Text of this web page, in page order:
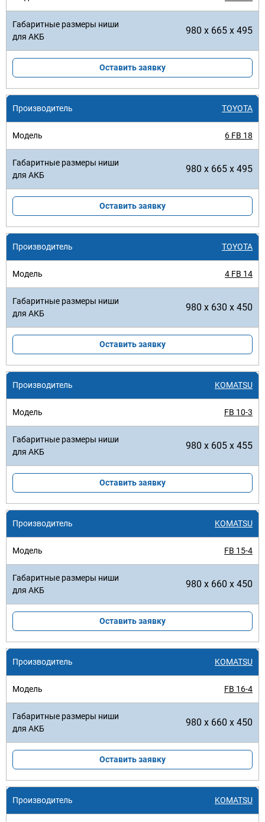
980 x 665 x 495
Оставить заявку
TOYOTA
6 FB 18
980 x 665 x 495
Оставить заявку
TOYOTA
4 FB 14
980 x 630 x 450
Оставить заявку
KOMATSU
FB 10-3
980 x 605 x 455
Оставить заявку
KOMATSU
FB 15-4
980 x 660 x 450
Оставить заявку
KOMATSU
FB 16-4
980 x 660 x 450
Оставить заявку
KOMATSU